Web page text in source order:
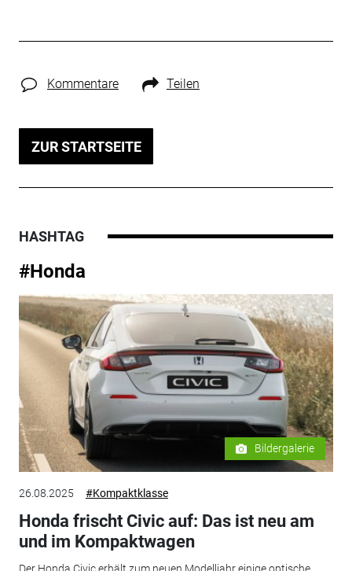
Kommentare Teilen
ZUR STARTSEITE
HASHTAG
#Honda
Bildergalerie
26.08.2025 #Kompaktklasse
Honda frischt Civic auf: Das ist neu am
und im Kompaktwagen